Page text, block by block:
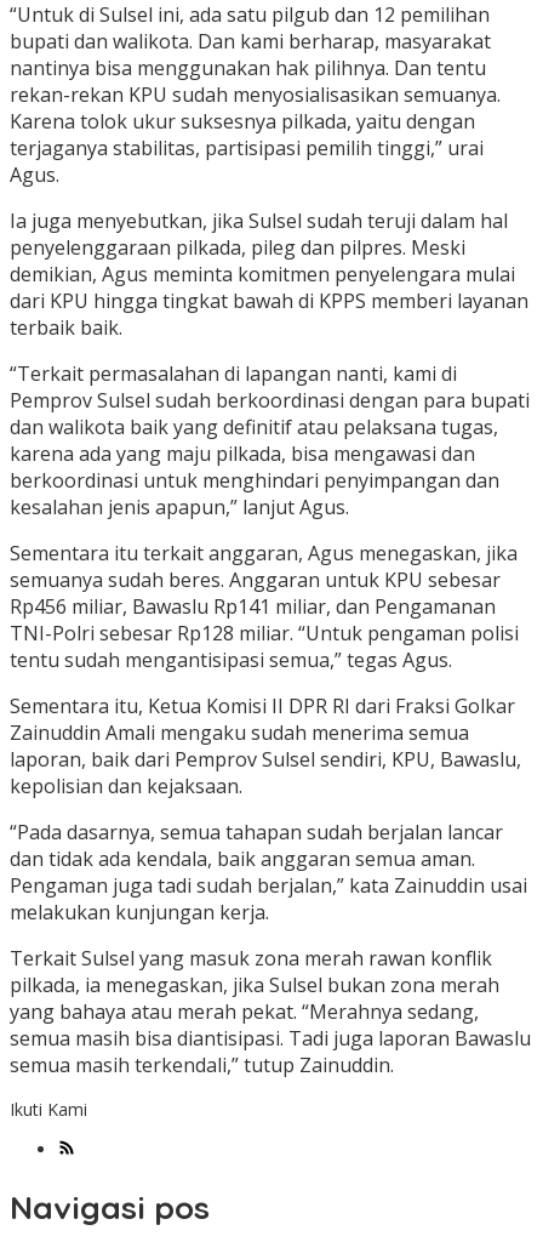
“Untuk di Sulsel ini, ada satu pilgub dan 12 pemilihan
bupati dan walikota. Dan kami berharap, masyarakat
nantinya bisa menggunakan hak pilihnya. Dan tentu
rekan-rekan KPU sudah menyosialisasikan semuanya.
Karena tolok ukur suksesnya pilkada, yaitu dengan
terjaganya stabilitas, partisipasi pemilih tinggi,” urai
Agus.
Ia juga menyebutkan, jika Sulsel sudah teruji dalam hal
penyelenggaraan pilkada, pileg dan pilpres. Meski
demikian, Agus meminta komitmen penyelengara mulai
dari KPU hingga tingkat bawah di KPPS memberi layanan
terbaik baik.
“Terkait permasalahan di lapangan nanti, kami di
Pemprov Sulsel sudah berkoordinasi dengan para bupati
dan walikota baik yang definitif atau pelaksana tugas,
karena ada yang maju pilkada, bisa mengawasi dan
berkoordinasi untuk menghindari penyimpangan dan
kesalahan jenis apapun,” lanjut Agus.
Sementara itu terkait anggaran, Agus menegaskan, jika
semuanya sudah beres. Anggaran untuk KPU sebesar
Rp456 miliar, Bawaslu Rp141 miliar, dan Pengamanan
TNI-Polri sebesar Rp128 miliar. “Untuk pengaman polisi
tentu sudah mengantisipasi semua,” tegas Agus.
Sementara itu, Ketua Komisi II DPR RI dari Fraksi Golkar
Zainuddin Amali mengaku sudah menerima semua
laporan, baik dari Pemprov Sulsel sendiri, KPU, Bawaslu,
kepolisian dan kejaksaan.
“Pada dasarnya, semua tahapan sudah berjalan lancar
dan tidak ada kendala, baik anggaran semua aman.
Pengaman juga tadi sudah berjalan,” kata Zainuddin usai
melakukan kunjungan kerja.
Terkait Sulsel yang masuk zona merah rawan konflik
pilkada, ia menegaskan, jika Sulsel bukan zona merah
yang bahaya atau merah pekat. “Merahnya sedang,
semua masih bisa diantisipasi. Tadi juga laporan Bawaslu
semua masih terkendali,” tutup Zainuddin.
Ikuti Kami
Navigasi pos